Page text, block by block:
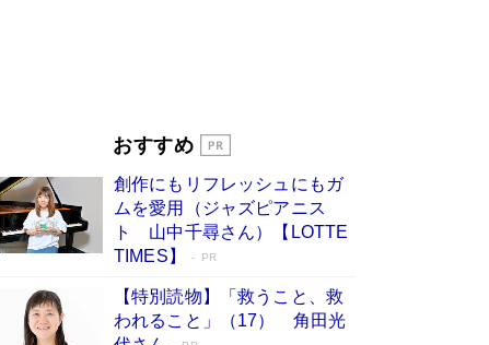
開発への関心を押し上げた18年の物語に幕 特装
Book Bang
友近氏、絶賛！ 鎌倉を舞台に、孤独を抱えた
人々が新たな一歩を踏み出す連作短篇集『海のほ
とりのプラネット』試し読み
おすすめ
創作にもリフレッシュにもガ
ムを愛用（ジャズピアニス
ト 山中千尋さん）【LOTTE
TIMES】
PR
【特別読物】「救うこと、救
われること」（17） 角田光